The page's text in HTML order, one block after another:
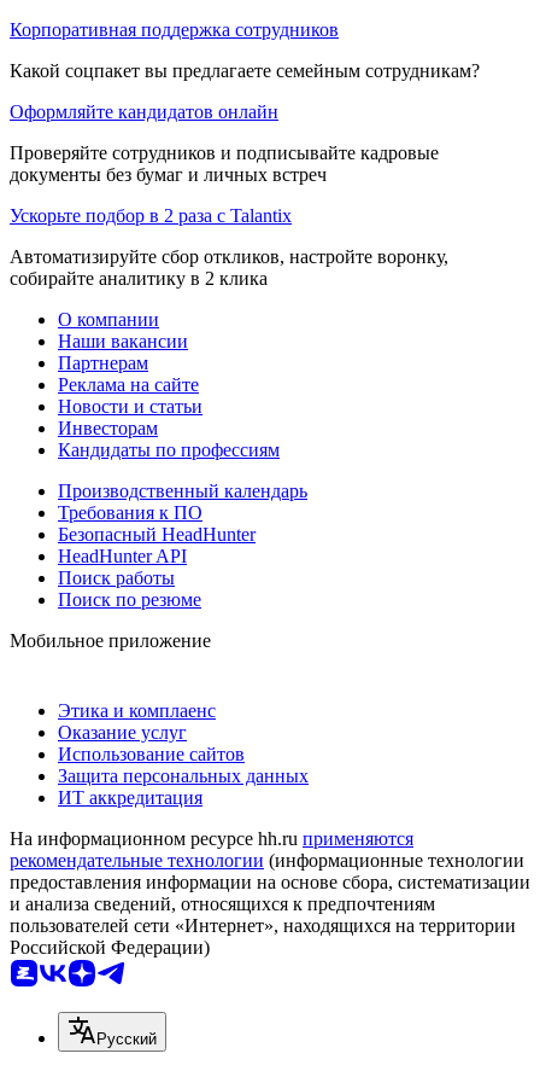
Корпоративная поддержка сотрудников
Какой соцпакет вы предлагаете семейным сотрудникам?
Оформляйте кандидатов онлайн
Проверяйте сотрудников и подписывайте кадровые
документы без бумаг и личных встреч
Ускорьте подбор в 2 раза с Talantix
Автоматизируйте сбор откликов, настройте воронку,
собирайте аналитику в 2 клика
О компании
Наши вакансии
Партнерам
Реклама на сайте
Новости и статьи
Инвесторам
Кандидаты по профессиям
Производственный календарь
Требования к ПО
Безопасный HeadHunter
HeadHunter API
Поиск работы
Поиск по резюме
Мобильное приложение
Этика и комплаенс
Оказание услуг
Использование сайтов
Защита персональных данных
ИТ аккредитация
На информационном ресурсе hh.ru применяются
рекомендательные технологии (информационные технологии
предоставления информации на основе сбора, систематизации
и анализа сведений, относящихся к предпочтениям
пользователей сети «Интернет», находящихся на территории
Российской Федерации)
Русский